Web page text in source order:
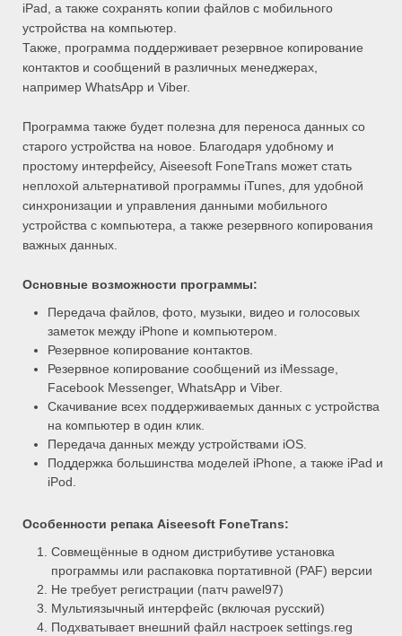
iPad, а также сохранять копии файлов с мобильного
устройства на компьютер.
Также, программа поддерживает резервное копирование
контактов и сообщений в различных менеджерах,
например WhatsApp и Viber.
Программа также будет полезна для переноса данных со
старого устройства на новое. Благодаря удобному и
простому интерфейсу, Aiseesoft FoneTrans может стать
неплохой альтернативой программы iTunes, для удобной
синхронизации и управления данными мобильного
устройства с компьютера, а также резервного копирования
важных данных.
Основные возможности программы:
Передача файлов, фото, музыки, видео и голосовых
заметок между iPhone и компьютером.
Резервное копирование контактов.
Резервное копирование сообщений из iMessage,
Facebook Messenger, WhatsApp и Viber.
Скачивание всех поддерживаемых данных с устройства
на компьютер в один клик.
Передача данных между устройствами iOS.
Поддержка большинства моделей iPhone, а также iPad и
iPod.
Особенности репака Aiseesoft FoneTrans:
Совмещённые в одном дистрибутиве установка
программы или распаковка портативной (PAF) версии
Не требует регистрации (патч pawel97)
Мультиязычный интерфейс (включая русский)
Подхватывает внешний файл настроек settings.reg